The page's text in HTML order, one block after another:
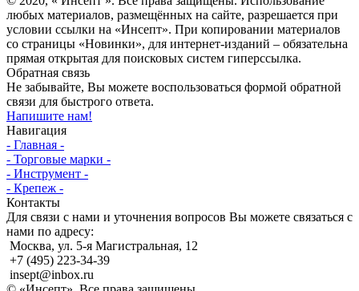
любых материалов, размещённых на сайте, разрешается при
условии ссылки на «Инсепт». При копировании материалов
со страницы «Новинки», для интернет-изданий – обязательна
прямая открытая для поисковых систем гиперссылка.
Обратная связь
Не забывайте, Вы можете воспользоваться формой обратной
связи для быстрого ответа.
Напишите нам!
Навигация
- Главная -
- Торговые марки -
- Инструмент -
- Крепеж -
Контакты
Для связи с нами и уточнения вопросов Вы можете связаться с
нами по адресу:
Москва, ул. 5-я Магистральная, 12
+7 (495) 223-34-39
insept@inbox.ru